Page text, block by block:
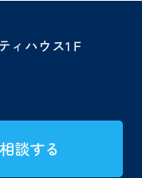
ィハウス1Ｆ
相談する